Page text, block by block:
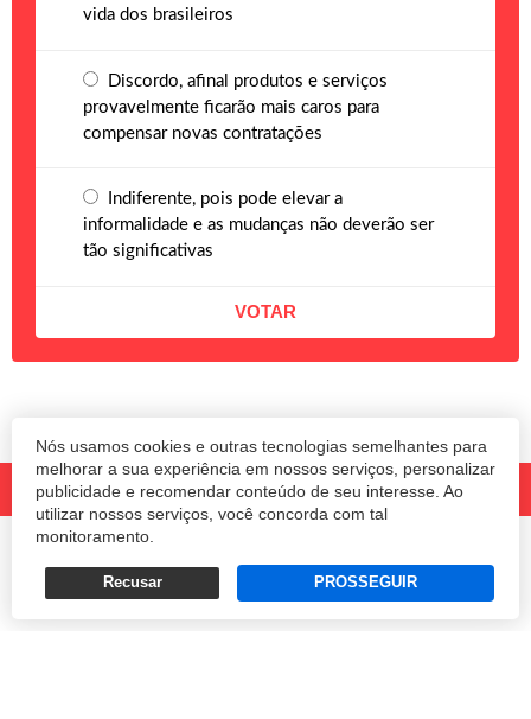
Nós usamos cookies e outras tecnologias semelhantes para
melhorar a sua experiência em nossos serviços, personalizar
publicidade e recomendar conteúdo de seu interesse. Ao
utilizar nossos serviços, você concorda com tal
monitoramento.
Recusar PROSSEGUIR
vida dos brasileiros
Discordo, afinal produtos e serviços
provavelmente ficarão mais caros para
compensar novas contratações
Indiferente, pois pode elevar a
informalidade e as mudanças não deverão ser
tão significativas
Termos e Políticas de Uso Privacidade